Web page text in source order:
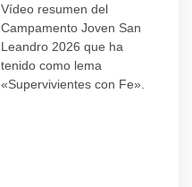
Vídeo resumen del
Campamento Joven San
Leandro 2026 que ha
tenido como lema
«Supervivientes con Fe».